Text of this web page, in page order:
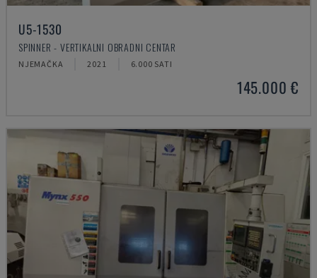
U5-1530
SPINNER - VERTIKALNI OBRADNI CENTAR
NJEMAČKA 2021 6.000 SATI
145.000 €